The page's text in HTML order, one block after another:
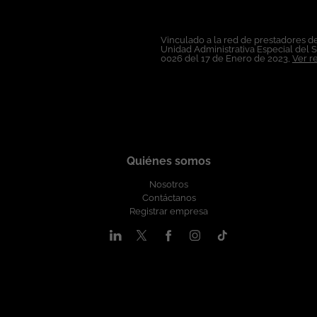
compromiso es promover ambientes de trabajo en los
oportunidades en su selección, formación y
Vinculado a la red de prestadores
Unidad Administrativa Especial del
0026 del 17 de Enero de 2023, Ver
Quiénes somos
Nosotros
Contáctanos
Registrar empresa